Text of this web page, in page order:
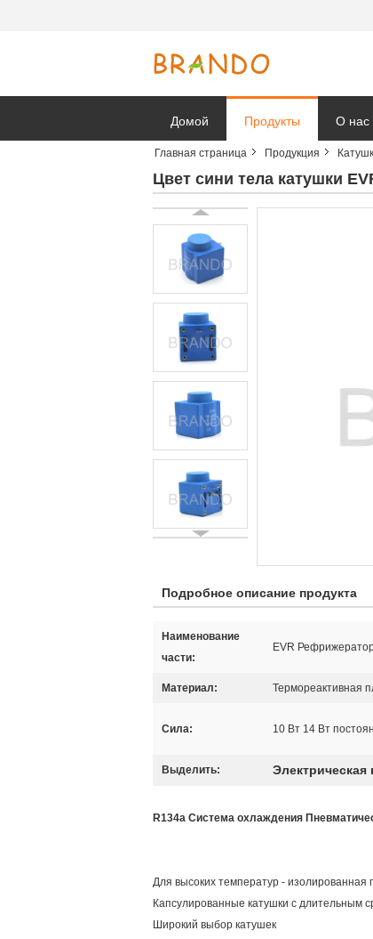
Домой Продукты О нас
Главная страница Продукция
Цвет сини тела катушки
Подробное описание продукта
Наименование
части:
EVR
Материал: Термореактивная
Сила: 10 Вт 14 Вт
Выделить: Электрическая
R134a Система охлаждения
Для высоких температур - изолированная
Капсулированные катушки с длительным
Широкий выбор катушек